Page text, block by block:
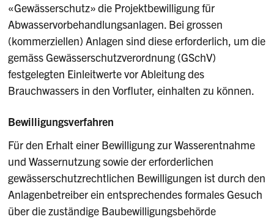
«Gewässerschutz» die Projektbewilligung für
Abwasservorbehandlungsanlagen. Bei grossen
(kommerziellen) Anlagen sind diese erforderlich, um die
gemäss Gewässerschutzverordnung (GSchV)
festgelegten Einleitwerte vor Ableitung des
Brauchwassers in den Vorfluter, einhalten zu können.
Bewilligungsverfahren
Für den Erhalt einer Bewilligung zur Wasserentnahme
und Wassernutzung sowie der erforderlichen
gewässerschutzrechtlichen Bewilligungen ist durch den
Anlagenbetreiber ein entsprechendes formales Gesuch
über die zuständige Baubewilligungsbehörde